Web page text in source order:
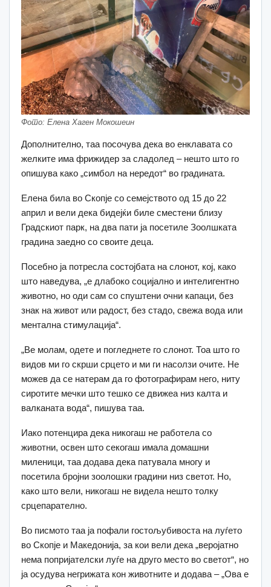
Фото: Елена Хаген Мокошеин
Дополнително, таа посочува дека во енклавата со
желките има фрижидер за сладолед – нешто што го
опишува како „симбол на нередот“ во градината.
Елена била во Скопје со семејството од 15 до 22
април и вели дека бидејќи биле сместени близу
Градскиот парк, на два пати ја посетиле Зоолшката
градина заедно со своите деца.
Посебно ја потресла состојбата на слонот, кој, како
што наведува, „е длабоко социјално и интелигентно
животно, но оди сам со спуштени очни капаци, без
знак на живот или радост, без стадо, свежа вода или
ментална стимулација“.
„Ве молам, одете и погледнете го слонот. Тоа што го
видов ми го скрши срцето и ми ги насолзи очите. Не
можев да се натерам да го фотографирам него, ниту
сиротите мечки што тешко се движеа низ калта и
валканата вода“, пишува таа.
Иако потенцира дека никогаш не работела со
животни, освен што секогаш имала домашни
миленици, таа додава дека патувала многу и
посетила бројни зоолошки градини низ светот. Но,
како што вели, никогаш не видела нешто толку
срцепарателно.
Во писмото таа ја пофали гостољубивоста на луѓето
во Скопје и Македонија, за кои вели дека „веројатно
нема попријателски луѓе на друго место во светот“, но
ја осудува негрижата кон животните и додава – „Ова е